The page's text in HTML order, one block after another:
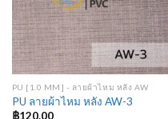
PU [1.0 MM] - ลายผ้าไหม หลัง AW
PU ลายผ้าไหม หลัง AW-3
฿120.00